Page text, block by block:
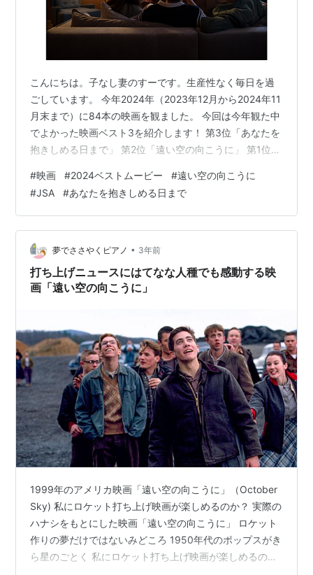
こんにちは。子なし妻のすーです。生産性なく毎日を過
ごしています。 今年2024年（2023年12月から2024年11
月末まで）に84本の映画を観ました。 今回は今年観た中
でよかった映画ベスト3を紹介します！ 第3位「あなたを
抱きしめる日まで」 第2位「遠い空の向こうに」 第1位
その日、フィロミナは、50年間かくし続けてきた秘密を
娘のジェーンに打ち明けた。 1952年、アイルランド。
10代で未婚のまま妊娠したフィロミナは家を追い出さ
れ、修道院に入れられる。 フィロミナは男の子を出産、
アンソニーと名付けるが、面会は1日1時間しか許されな
い…
#映画 #2024ベストムービー #遠い空の向こうに
#JSA #あなたを抱きしめる日まで
夢でささやくピアノ • 3年前
打ち上げニュースにはてなな人種でも感動する映
画「遠い空の向こうに」
1999年のアメリカ映画「遠い空の向こうに」（October
Sky) 私にロケット打ち上げ映画が楽しめるのか？ 実際の
ハナシをもとにした映画「遠い空の向こうに」 ロケット
作りの夢だけではないみどころ 1950年代のポップスがき
ら星のごとく 私にロケット打ち上げ映画が楽しめるの